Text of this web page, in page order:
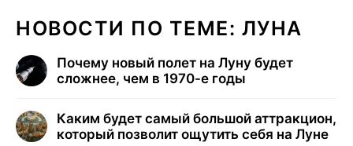
НОВОСТИ ПО ТЕМЕ: ЛУНА
Почему новый полет на Луну будет
сложнее, чем в 1970-е годы
Каким будет самый большой аттракцион,
который позволит ощутить себя на Луне